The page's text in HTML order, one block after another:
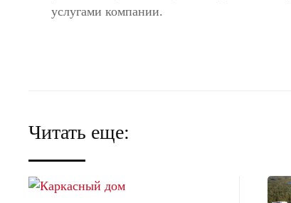
услугами компании.
Читать еще: